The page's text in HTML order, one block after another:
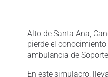
Alto de Santa Ana,
pierde el
ambulancia de
En este simulacro,